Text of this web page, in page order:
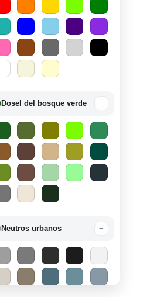
Dosel del bosque verde −
Neutros urbanos −